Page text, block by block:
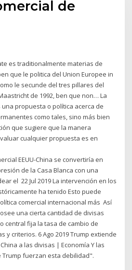
de
es traditionalmente materias de
que le politica del Union Europee in
le secunde del tres pillares del
de 1992, ben que non… La
propuesta o política acerca de
como tales, sino más bien
que sugiere que la manera
cualquier propuesta es en
EEUU-China se convertiría en
de la Casa Blanca con una
el 22 Jul 2019 La intervención en los
ha tenido Esto puede
comercial internacional más Así
una cierta cantidad de divisas
central fija la tasa de cambio de
y criterios. 6 Ago 2019 Trump extiende
a las divisas | Economía Y las
Trump fuerzan esta debilidad".